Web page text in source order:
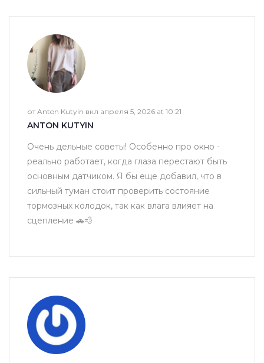
от Anton Kutyin вкл апреля 5, 2026 at 10:21
ANTON KUTYIN
Очень дельные советы! Особенно про окно -
реально работает, когда глаза перестают быть
основным датчиком. Я бы еще добавил, что в
сильный туман стоит проверить состояние
тормозных колодок, так как влага влияет на
сцепление 🚗💨